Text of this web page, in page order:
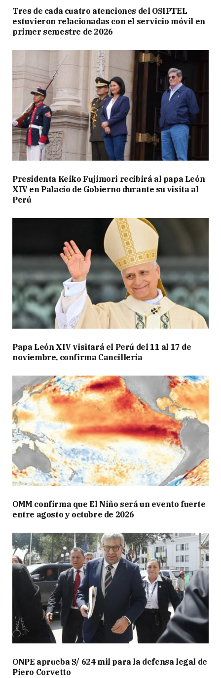
Tres de cada cuatro atenciones del OSIPTEL
estuvieron relacionadas con el servicio móvil en
primer semestre de 2026
Presidenta Keiko Fujimori recibirá al papa León
XIV en Palacio de Gobierno durante su visita al
Perú
Papa León XIV visitará el Perú del 11 al 17 de
noviembre, confirma Cancillería
OMM confirma que El Niño será un evento fuerte
entre agosto y octubre de 2026
ONPE aprueba S/ 624 mil para la defensa legal de
Piero Corvetto